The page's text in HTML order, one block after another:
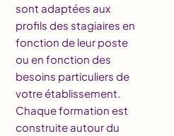
sont adaptées aux
profils des stagiaires en
fonction de leur poste
ou en fonction des
besoins particuliers de
votre établissement.
Chaque formation est
construite autour du